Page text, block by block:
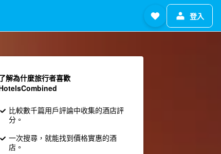
登入
解為什麼旅行者喜歡
比較數千篇用戶評論中收集的酒店評
分。
一次搜尋，就能找到價格實惠的酒
店。